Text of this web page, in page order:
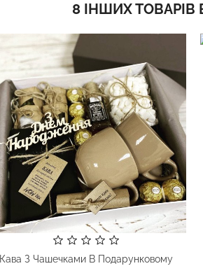
8 ІНШИХ ТОВАРІВ
Кава З Чашечками В Подарунковому